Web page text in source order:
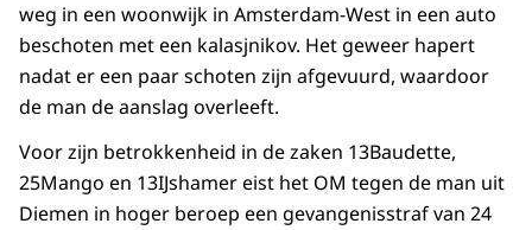
weg in een woonwijk in Amsterdam-West in een auto
beschoten met een kalasjnikov. Het geweer hapert
nadat er een paar schoten zijn afgevuurd, waardoor
de man de aanslag overleeft.
Voor zijn betrokkenheid in de zaken 13Baudette,
25Mango en 13IJshamer eist het OM tegen de man uit
Diemen in hoger beroep een gevangenisstraf van 24